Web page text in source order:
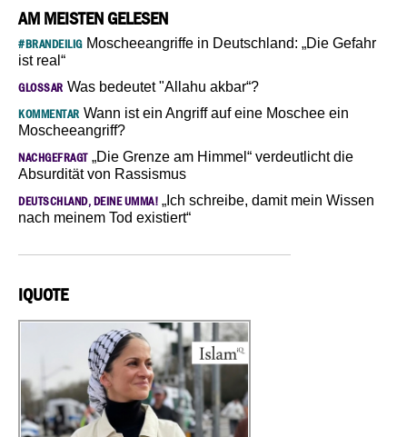
AM MEISTEN GELESEN
#BRANDEILIGMoscheeangriffe in Deutschland: „Die Gefahr
ist real“
GLOSSAR Was bedeutet "Allahu akbar“?
KOMMENTAR Wann ist ein Angriff auf eine Moschee ein
Moscheeangriff?
NACHGEFRAGT„Die Grenze am Himmel“ verdeutlicht die
Absurdität von Rassismus
DEUTSCHLAND, DEINE UMMA! „Ich schreibe, damit mein Wissen
nach meinem Tod existiert“
IQUOTE